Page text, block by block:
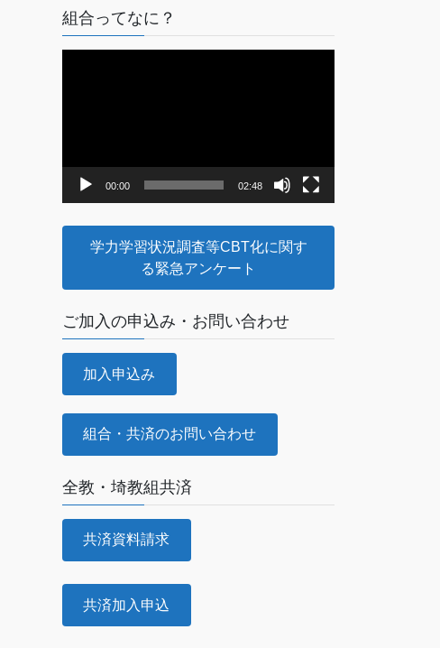
組合ってなに？
ヤ
00:00 02:48
学力学習状況調査等CBT化に関す
る緊急アンケート
ご加入の申込み・お問い合わせ
加入申込み
組合・共済のお問い合わせ
全教・埼教組共済
共済資料請求
共済加入申込